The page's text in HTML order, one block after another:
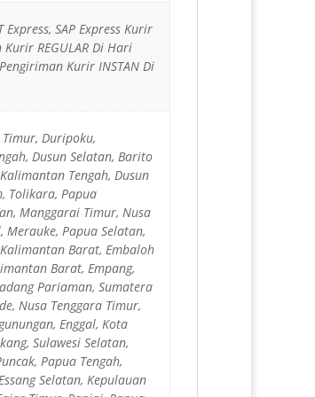
SAP Express Kurir
REGULAR Di Hari
Kurir INSTAN Di
Duripoku,
Dusun Selatan, Barito
Tengah, Dusun
Tolikara, Papua
Manggarai Timur, Nusa
Merauke, Papua Selatan,
Barat, Embaloh
Barat, Empang,
Pariaman, Sumatera
Nusa Tenggara Timur,
Enggal, Kota
Sulawesi Selatan,
Papua Tengah,
Selatan, Kepulauan